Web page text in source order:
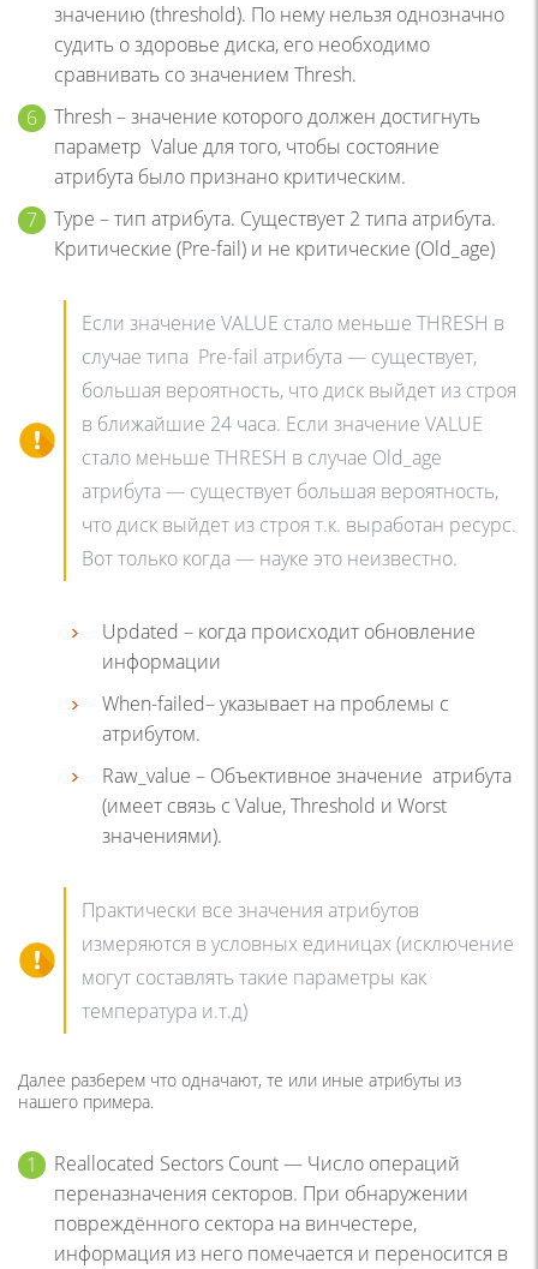
значению (threshold). По нему нельзя однозначно
судить о здоровье диска, его необходимо
сравнивать со значением Thresh.
Thresh – значение которого должен достигнуть
параметр Value для того, чтобы состояние
атрибута было признано критическим.
Type – тип атрибута. Существует 2 типа атрибута.
Критические (Pre-fail) и не критические (Old_age)
Если значение VALUE стало меньше THRESH в
случае типа Pre-fail атрибута — существует,
большая вероятность, что диск выйдет из строя
в ближайшие 24 часа. Если значение VALUE
стало меньше THRESH в случае Old_age
атрибута — существует большая вероятность,
что диск выйдет из строя т.к. выработан ресурс.
Вот только когда — науке это неизвестно.
Updated – когда происходит обновление
информации
When-failed– указывает на проблемы с
атрибутом.
Raw_value – Объективное значение атрибута
(имеет связь с Value, Threshold и Worst
значениями).
Практически все значения атрибутов
измеряются в условных единицах (исключение
могут составлять такие параметры как
температура и.т.д)
Далее разберем что одначают, те или иные атрибуты из
нашего примера.
Reallocated Sectors Count — Число операций
переназначения секторов. При обнаружении
повреждённого сектора на винчестере,
информация из него помечается и переносится в